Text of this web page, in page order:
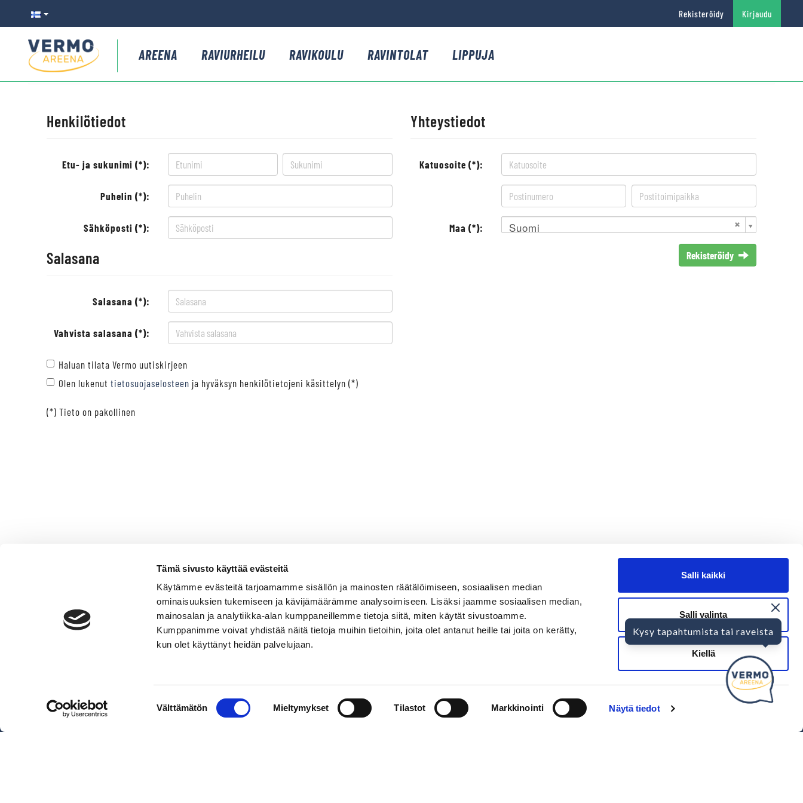
Tämä sivusto käyttää evästeitä
Käytämme evästeitä tarjoamamme sisällön ja mainosten räätälöimiseen, sosiaalisen median
ominaisuuksien tukemiseen ja kävijämäärämme analysoimiseen. Lisäksi jaamme sosiaalisen median,
mainosalan ja analytiikka-alan kumppaneillemme tietoja siitä, miten käytät sivustoamme.
Kumppanimme voivat yhdistää näitä tietoja muihin tietoihin, joita olet antanut heille tai joita on kerätty,
kun olet käyttänyt heidän palvelujaan.
Välttämätön Mieltymykset Tilastot Markkinointi Näytä tiedot
Salli kaikki
Salli valinta
Kiellä
Kysy tapahtumista tai raveista
Rekisteröidy Kirjaudu
AREENA RAVIURHEILU RAVIKOULU RAVINTOLAT LIPPUJA
Henkilötiedot
Etu- ja sukunimi (*):
Puhelin (*):
Sähköposti (*):
Salasana
Salasana (*):
Vahvista salasana (*):
Yhteystiedot
Katuosoite (*):
Maa (*): Suomi
Rekisteröidy
Haluan tilata Vermo uutiskirjeen
Olen lukenut tietosuojaselosteen ja hyväksyn henkilötietojeni käsittelyn (*)
(*) Tieto on pakollinen
Talinhuipuntie 13, Helsinki
VERMON RAVIRATA OY
myyntipalvelu@vermo.fi
SEURAA MEITÄ